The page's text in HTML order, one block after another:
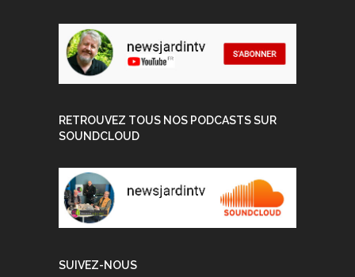
RETROUVEZ TOUS NOS PODCASTS SUR
SOUNDCLOUD
SUIVEZ-NOUS